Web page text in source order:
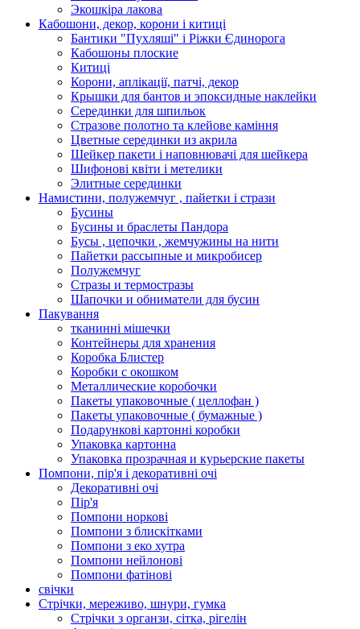
Экошкiра лакова
Кабошони, декор, корони і китиці
Бантики "Пухляші" і Ріжки Єдинорога
Кабошоны плоские
Китиці
Корони, аплікації, патчі, декор
Крышки для бантов и эпоксидные наклейки
Серединки для шпильок
Стразове полотно та клейове каміння
Цветные серединки из акрила
Шейкер пакети і наповнювачі для шейкера
Шифонові квіти і метелики
Элитные серединки
Намистини, полужемчуг , пайетки і стрази
Бусины
Бусины и браслеты Пандора
Бусы , цепочки , жемчужины на нити
Пайетки рассыпные и микробисер
Полужемчуг
Стразы и термостразы
Шапочки и обниматели для бусин
Пакування
тканинні мішечки
Контейнеры для хранения
Коробка Блистер
Коробки с окошком
Металлические коробочки
Пакеты упаковочные ( целлофан )
Пакеты упаковочные ( бумажные )
Подарункові картонні коробки
Упаковка картонна
Упаковка прозрачная и курьерские пакеты
Помпони, пір'я і декоративні очі
Декоративні очі
Пір'я
Помпони норкові
Помпони з блискітками
Помпони з еко хутра
Помпони нейлонові
Помпони фатінові
свічки
Стрічки, мереживо, шнури, гумка
Стрічки з органзи, сітка, рігелін